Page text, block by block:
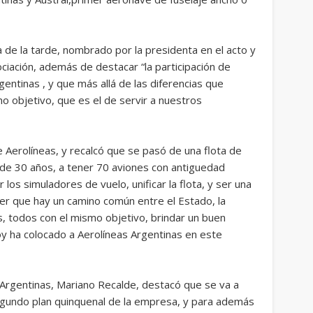
la tarde, nombrado por la presidenta en el acto y
además de destacar “la participación de
, y que más allá de las diferencias que
objetivo, que es el de servir a nuestros
y recalcó que se pasó de una flota de
30 años, a tener 70 aviones con antiguedad
simuladores de vuelo, unificar la flota, y ser una
que hay un camino común entre el Estado, la
todos con el mismo objetivo, brindar un buen
colocado a Aerolíneas Argentinas en este
Mariano Recalde, destacó que se va a
plan quinquenal de la empresa, y para además